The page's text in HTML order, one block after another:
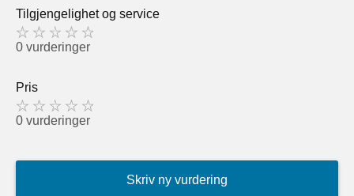
Tilgjengelighet og service
0 vurderinger
Pris
0 vurderinger
Skriv ny vurdering